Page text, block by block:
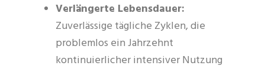
Verlängerte Lebensdauer:
Zuverlässige tägliche Zyklen, die
problemlos ein Jahrzehnt
kontinuierlicher intensiver Nutzung